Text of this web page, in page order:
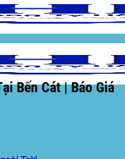
Bến Cát | Báo Giá